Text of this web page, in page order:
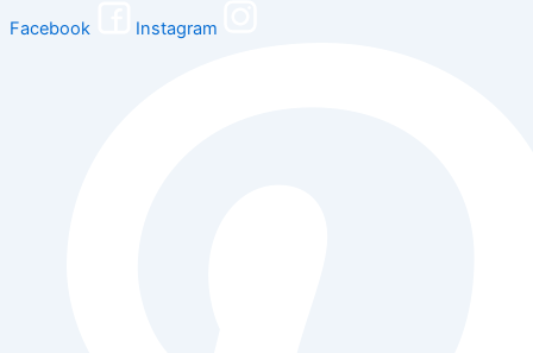
Facebook Instagram